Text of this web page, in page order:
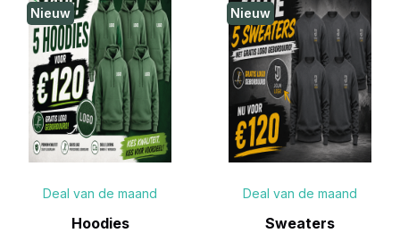
Nieuw
Deal van de maand
Hoodies
Nieuw
Deal van de maand
Sweaters